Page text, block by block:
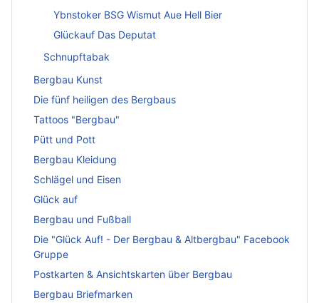
Ybnstoker BSG Wismut Aue Hell Bier
Glückauf Das Deputat
Schnupftabak
Bergbau Kunst
Die fünf heiligen des Bergbaus
Tattoos "Bergbau"
Pütt und Pott
Bergbau Kleidung
Schlägel und Eisen
Glück auf
Bergbau und Fußball
Die "Glück Auf! - Der Bergbau & Altbergbau" Facebook
Gruppe
Postkarten & Ansichtskarten über Bergbau
Bergbau Briefmarken